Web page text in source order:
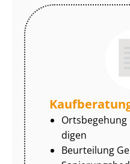
di­gen
Beurteilung